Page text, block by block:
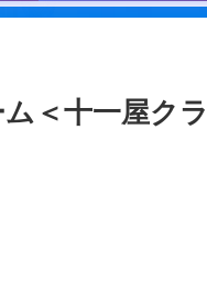
＜十一屋ク